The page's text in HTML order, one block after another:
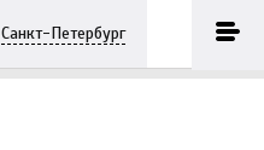
Санкт-ПетербургПОЗВОНИТЬ